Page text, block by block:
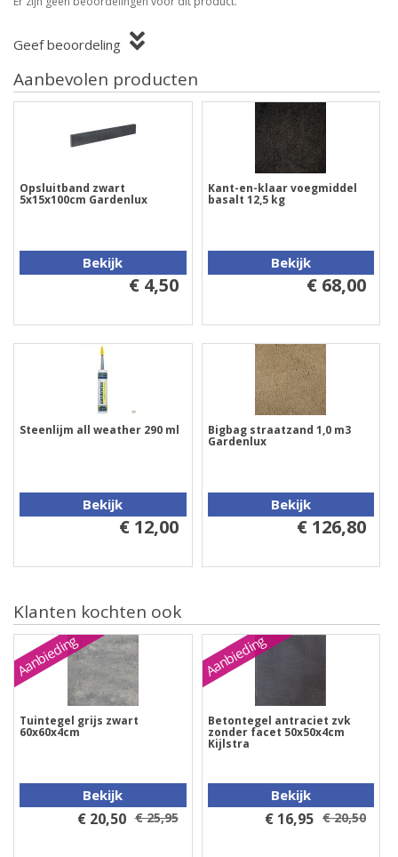
Geef beoordeling
Aanbevolen producten
Opsluitband zwart
5x15x100cm Gardenlux
Bekijk
€ 4,50
Kant-en-klaar voegmiddel
basalt 12,5 kg
Bekijk
€ 68,00
Steenlijm all weather 290 ml
Bekijk
€ 12,00
Bigbag straatzand 1,0 m3
Gardenlux
Bekijk
€ 126,80
Klanten kochten ook
Aanbieding
Tuintegel grijs zwart
60x60x4cm
Bekijk
€ 20,50 € 25,95
Aanbieding
Betontegel antraciet zvk
zonder facet 50x50x4cm
Kijlstra
Bekijk
€ 16,95 € 20,50